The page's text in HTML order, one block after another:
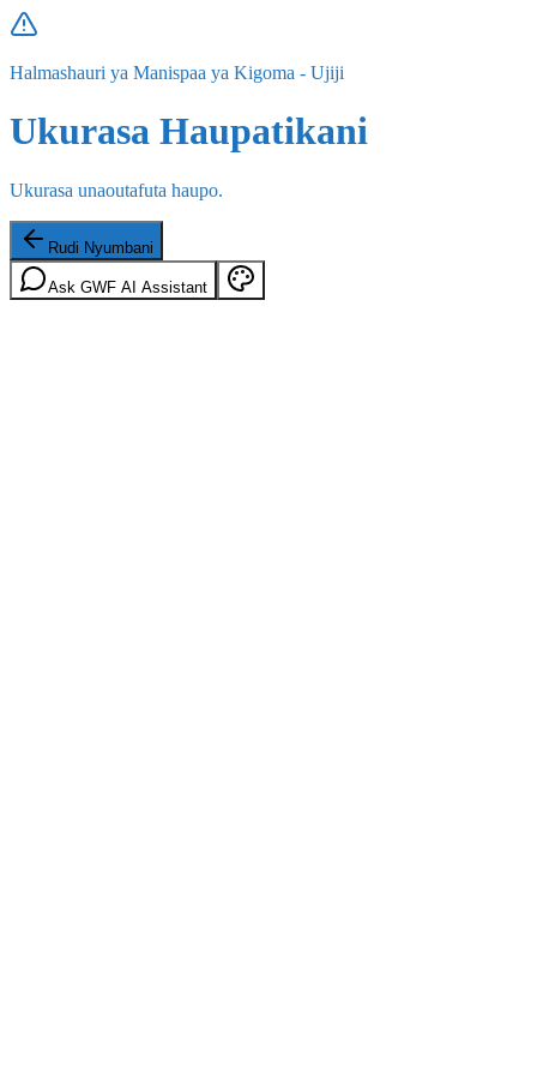
Halmashauri ya Manispaa ya Kigoma - Ujiji
Ukurasa Haupatikani
Ukurasa unaoutafuta haupo.
Rudi Nyumbani
Ask GWF AI Assistant